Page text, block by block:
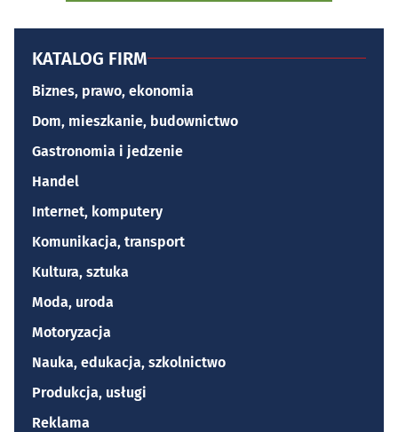
KATALOG FIRM
Biznes, prawo, ekonomia
Dom, mieszkanie, budownictwo
Gastronomia i jedzenie
Handel
Internet, komputery
Komunikacja, transport
Kultura, sztuka
Moda, uroda
Motoryzacja
Nauka, edukacja, szkolnictwo
Produkcja, usługi
Reklama